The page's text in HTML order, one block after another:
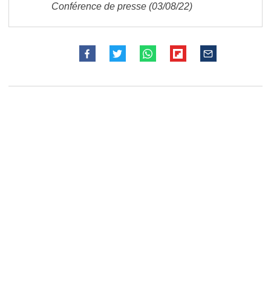
Conférence de presse (03/08/22)